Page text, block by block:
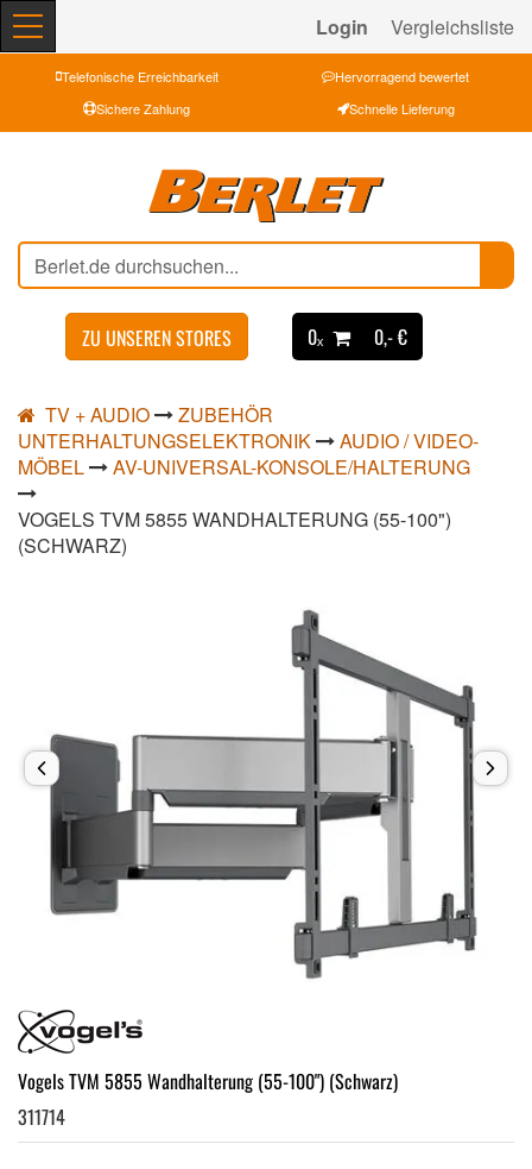
Login Vergleichsliste
Telefonische Erreichbarkeit
Hervorragend bewertet
Sichere Zahlung
Schnelle Lieferung
ZU UNSEREN STORES 0ₓ 0,- €
TV + AUDIO
ZUBEHÖR
UNTERHALTUNGSELEKTRONIK
AUDIO / VIDEO-
MÖBEL
AV-UNIVERSAL-KONSOLE/HALTERUNG
VOGELS TVM 5855 WANDHALTERUNG (55-100")
(SCHWARZ)
Vogels TVM 5855 Wandhalterung (55-100") (Schwarz)
311714